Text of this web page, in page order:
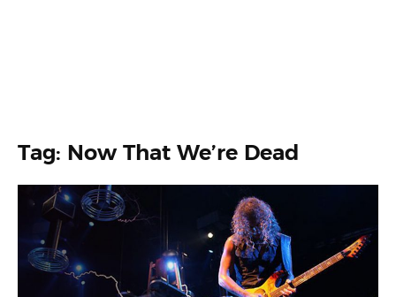
Tag: Now That We’re Dead